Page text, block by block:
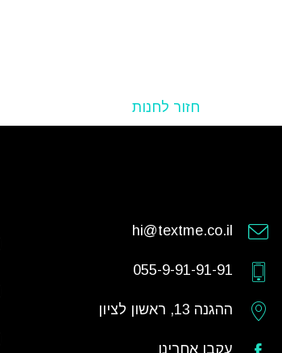
חזור לחנות
hi@textme.co.il
055-9-91-91-91
ההגנה 13, ראשון לציון
עקבו אחרינו